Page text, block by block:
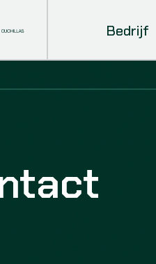
Bedrijf